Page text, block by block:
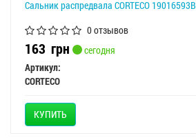
Сальник распредвала CORTECO 19016593B
0 отзывов
163 грн
сегодня
Артикул:
CORTECO
КУПИТЬ